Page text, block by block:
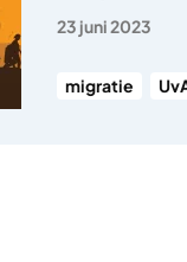
23 juni 2023
migratie